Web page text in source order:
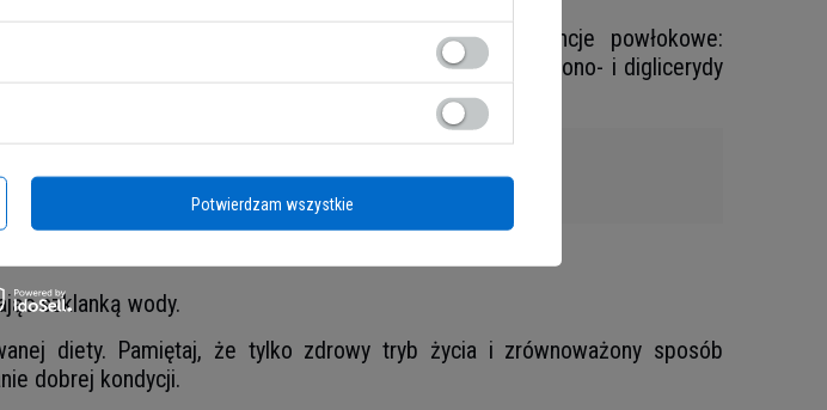
substancja wypełniająca: celuloza; powłoka (substancje powłokowe:
karminowy, tlenki i wodorotlenki żelaza); emulgator: mono- i diglicerydy
tłuszczowych, dwutlenek krzemu.
szklanką wody.
diety. Pamiętaj, że tylko zdrowy tryb życia i zrównoważony sposób
dobrej kondycji.
Potwierdzam wszystkie